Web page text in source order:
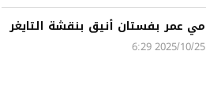
مي عمر بفستان أنيق بنقشة التايغر
2025/10/25 6:29